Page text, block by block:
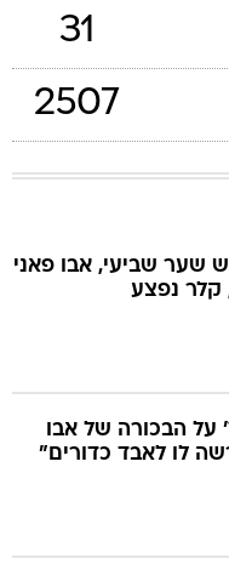
31
2507
שער שביעי, אבו פאני
קלר נפצע
על הבכורה של אבו
לו לאבד כדורים"